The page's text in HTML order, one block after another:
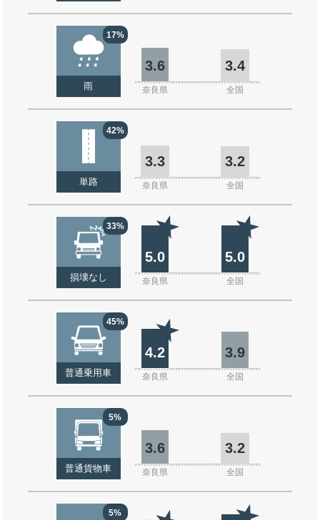
17%
雨
3.6 3.4
奈良県 全国
42%
単路
3.3 3.2
奈良県 全国
33%
損壊なし
5.0 5.0
奈良県 全国
45%
普通乗用車
4.2 3.9
奈良県 全国
5%
普通貨物車
3.6 3.2
奈良県 全国
5%